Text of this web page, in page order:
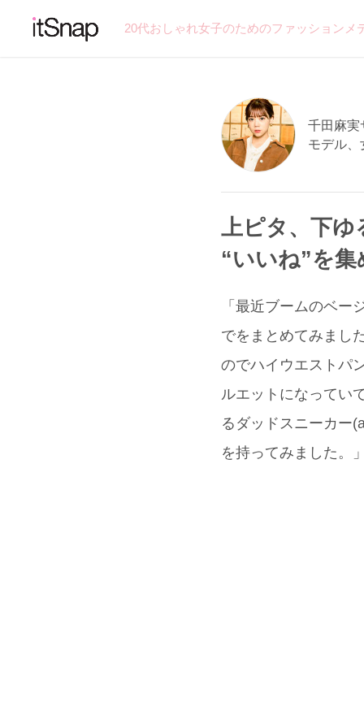
20代おしゃれ女子のためのファッション
千田麻実
モデル、
上ピタ、下
“いいね”を
「最近ブームのベ
でをまとめてみまし
のでハイウエストパ
ルエットになってい
るダッドスニーカー
を持ってみました。